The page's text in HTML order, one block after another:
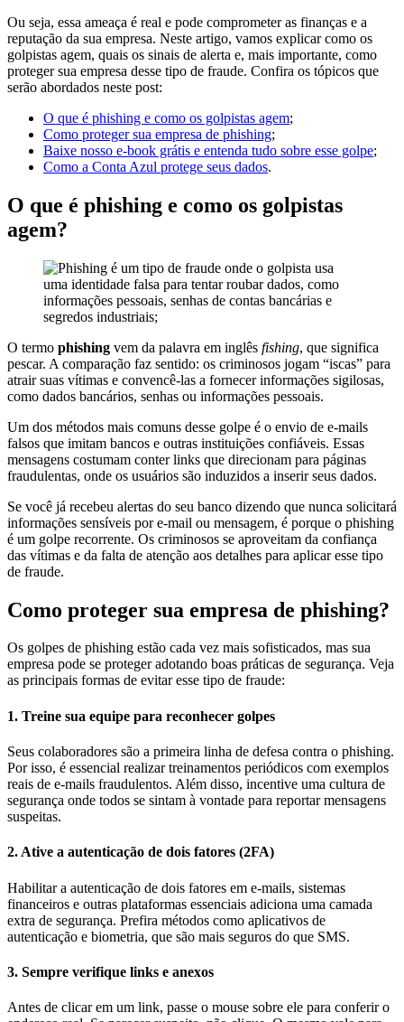
Ou seja, essa ameaça é real e pode comprometer as finanças e a
reputação da sua empresa. Neste artigo, vamos explicar como os
golpistas agem, quais os sinais de alerta e, mais importante, como
proteger sua empresa desse tipo de fraude. Confira os tópicos que
serão abordados neste post:
O que é phishing e como os golpistas agem;
Como proteger sua empresa de phishing;
Baixe nosso e-book grátis e entenda tudo sobre esse golpe;
Como a Conta Azul protege seus dados.
O que é phishing e como os golpistas
agem?
O termo phishing vem da palavra em inglês fishing, que significa
pescar. A comparação faz sentido: os criminosos jogam “iscas” para
atrair suas vítimas e convencê-las a fornecer informações sigilosas,
como dados bancários, senhas ou informações pessoais.
Um dos métodos mais comuns desse golpe é o envio de e-mails
falsos que imitam bancos e outras instituições confiáveis. Essas
mensagens costumam conter links que direcionam para páginas
fraudulentas, onde os usuários são induzidos a inserir seus dados.
Se você já recebeu alertas do seu banco dizendo que nunca solicitará
informações sensíveis por e-mail ou mensagem, é porque o phishing
é um golpe recorrente. Os criminosos se aproveitam da confiança
das vítimas e da falta de atenção aos detalhes para aplicar esse tipo
de fraude.
Como proteger sua empresa de phishing?
Os golpes de phishing estão cada vez mais sofisticados, mas sua
empresa pode se proteger adotando boas práticas de segurança. Veja
as principais formas de evitar esse tipo de fraude:
1. Treine sua equipe para reconhecer golpes
Seus colaboradores são a primeira linha de defesa contra o phishing.
Por isso, é essencial realizar treinamentos periódicos com exemplos
reais de e-mails fraudulentos. Além disso, incentive uma cultura de
segurança onde todos se sintam à vontade para reportar mensagens
suspeitas.
2. Ative a autenticação de dois fatores (2FA)
Habilitar a autenticação de dois fatores em e-mails, sistemas
financeiros e outras plataformas essenciais adiciona uma camada
extra de segurança. Prefira métodos como aplicativos de
autenticação e biometria, que são mais seguros do que SMS.
3. Sempre verifique links e anexos
Antes de clicar em um link, passe o mouse sobre ele para conferir o